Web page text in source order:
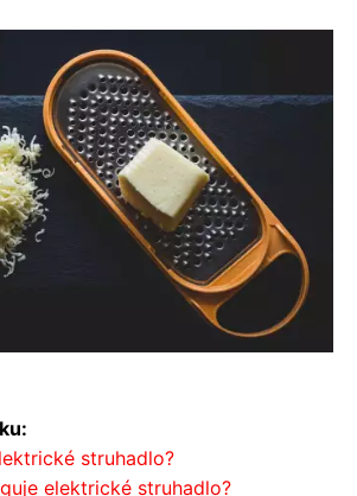
struhadlo?
elektrické struhadlo?